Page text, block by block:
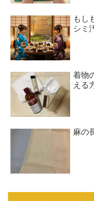
もし
シミ
着物
える
麻の